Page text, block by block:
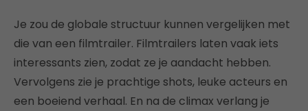
Je zou de globale structuur kunnen vergelijken met
die van een filmtrailer. Filmtrailers laten vaak iets
interessants zien, zodat ze je aandacht hebben.
Vervolgens zie je prachtige shots, leuke acteurs en
een boeiend verhaal. En na de climax verlang je